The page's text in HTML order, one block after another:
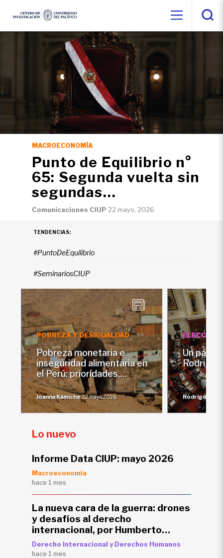
MACROECONOMÍA
Punto de Equilibrio n°
65: Segunda vuelta sin
segundas
oportunidades
Comunicaciones CIUP 22 mayo, 2026
TENDENCIAS:
#PuntoDeEquilibrio
#SeminariosCIUP
Lo nuevo
Informe Data CIUP: mayo 2026
Macroeconomía
hace 1 mes
La nueva cara de la guerra: drones
y desafíos al derecho
internacional, por Humberto
Zúñiga
Derecho Internacional y Derechos Humanos
hace 1 mes
POBREZA Y DESIGUALDAD
Pobreza monetaria e
inseguridad alimentaria en
el Perú: prioridades,
oportunidades y riesgos,
por Joanna Kámiche
Zegarra
Joanna Kámiche 22 mayo, 2026
Un país
Rodrigo
Rodrigo